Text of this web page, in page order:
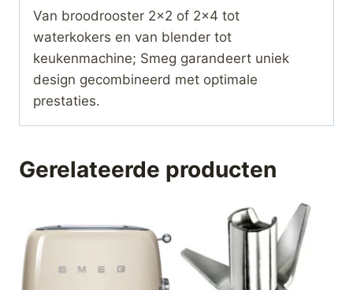
Van broodrooster 2×2 of 2×4 tot
waterkokers en van blender tot
keukenmachine; Smeg garandeert uniek
design gecombineerd met optimale
prestaties.
Gerelateerde producten